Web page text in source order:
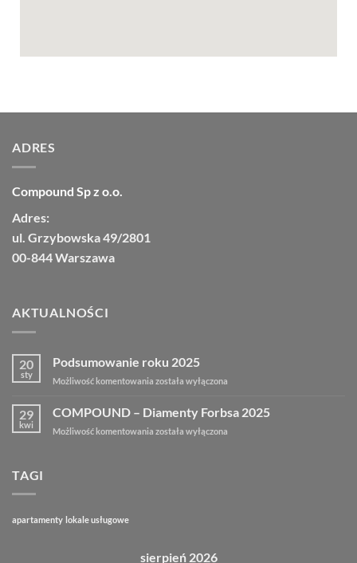
ADRES
Compound Sp z o.o.
Adres:
ul. Grzybowska 49/2801
00-844 Warszawa
AKTUALNOŚCI
20
sty
Podsumowanie roku 2025
Możliwość komentowania została wyłączona
29
kwi
COMPOUND – Diamenty Forbsa 2025
Możliwość komentowania została wyłączona
TAGI
apartamenty lokale usługowe
sierpień 2026